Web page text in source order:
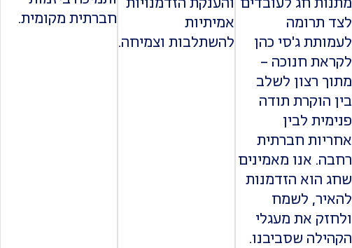
לצד תרומה
לעמותת ג'סי כהן
לקראת חנוכה –
מתוך רצון לשלב
בין הוקרת תודה
פנימית לבין
אחריות חברתית
רחבה. אנו מאמינים
שחג הוא הזדמנות
להאיר, לשמח
ולחזק את מעגלי
הקהילה שסביבנו.
אמיתיות
להשתלבות וצמיחה.
חברתית מקומית.